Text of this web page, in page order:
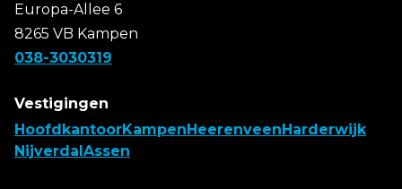
Europa-Allee 6
8265 VB Kampen
038-3030319
Vestigingen
HoofdkantoorKampen Heerenveen Harderwijk
Nijverdal Assen